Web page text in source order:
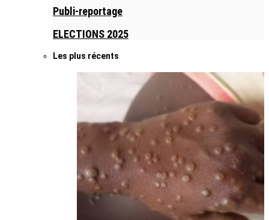
Publi-reportage
ELECTIONS 2025
Les plus récents